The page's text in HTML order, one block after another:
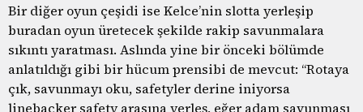
Bir diğer oyun çeşidi ise Kelce’nin slotta yerleşip
buradan oyun üretecek şekilde rakip savunmalara
sıkıntı yaratması. Aslında yine bir önceki bölümde
anlatıldığı gibi bir hücum prensibi de mevcut: “Rotaya
çık, savunmayı oku, safetyler derine iniyorsa
linebacker safety arasına yerleş, eğer adam savunması